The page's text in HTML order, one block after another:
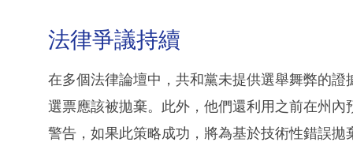
法律爭議持續
在多個法律論壇中，共和黨未提供選舉舞弊的
選票應該被拋棄。此外，他們還利用之前在州
警告，如果此策略成功，將為基於技術性錯誤拋